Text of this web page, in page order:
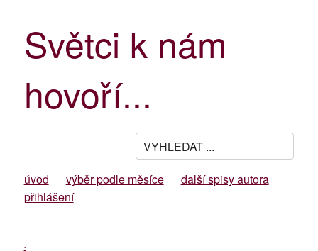
Světci k nám
hovoří...
úvod výběr podle měsíce
další spisy autora
přihlášení
-